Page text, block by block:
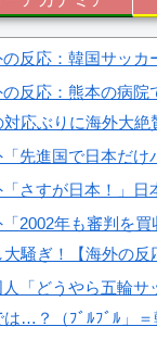
反応：韓国サッカ
反応：熊本の病院
対応ぶりに海外大絶
先進国で日本だけ
さすが日本！」日
2002年も審判を
騒ぎ！【海外の反
人「どうやら五輪
は…？（ﾌﾞﾙﾌﾞﾙ」